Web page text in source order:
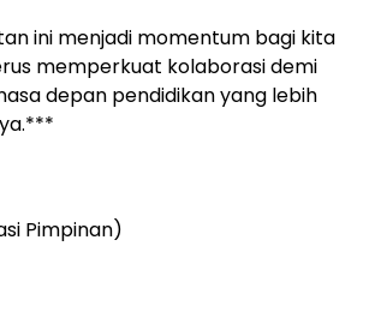
ini menjadi momentum bagi kita
memperkuat kolaborasi demi
depan pendidikan yang lebih
Pimpinan)